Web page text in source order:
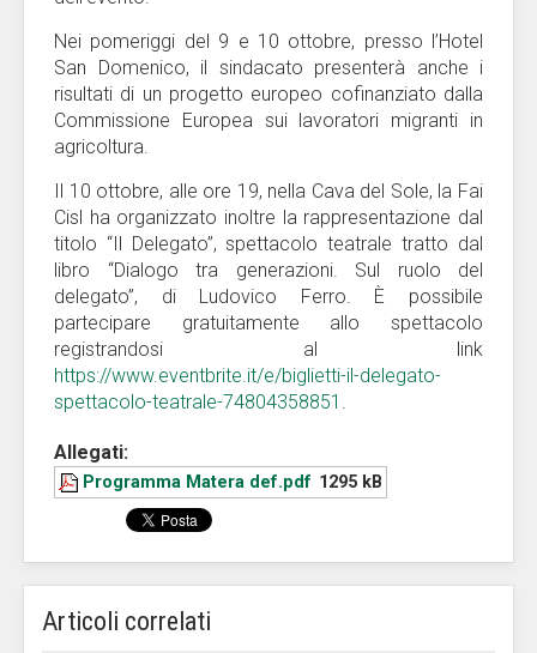
Nei pomeriggi del 9 e 10 ottobre, presso l’Hotel
San Domenico, il sindacato presenterà anche i
risultati di un progetto europeo cofinanziato dalla
Commissione Europea sui lavoratori migranti in
agricoltura.
Il 10 ottobre, alle ore 19, nella Cava del Sole, la Fai
Cisl ha organizzato inoltre la rappresentazione dal
titolo “Il Delegato”, spettacolo teatrale tratto dal
libro “Dialogo tra generazioni. Sul ruolo del
delegato”, di Ludovico Ferro. È possibile
partecipare gratuitamente allo spettacolo
registrandosi al link
https://www.eventbrite.it/e/biglietti-il-delegato-
spettacolo-teatrale-74804358851 .
Allegati:
Programma Matera def.pdf 1295 kB
Articoli correlati